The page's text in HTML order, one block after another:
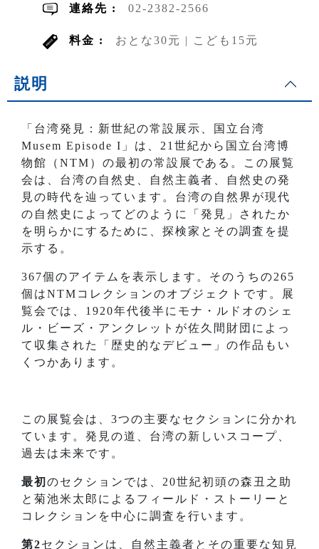
連絡先 : 02-2382-2566
料金 : おとな30元 | こども15元
説明
「台湾発見：新世紀の常設展示、国立台湾
Musem Episode I」は、21世紀から国立台湾博
物館（NTM）の最初の常設展である。この展覧
会は、台湾の自然史、自然主義者、自然史の発
見の時代を辿っています。台湾の自然界が現代
の自然史によってどのように「発見」されたか
を明らかにするために、探検家とその調査を提
示する。
367個のアイテムを表示します。そのうちの265
個はNTMコレクションのオブジェクトです。展
覧会では、1920年代後半にモナ・ルドオのシェ
ル・ビーズ・アンクレットが佐久間財団によっ
て収集された「歴史的なデビュー」の作品もい
くつかあります。
この展覧会は、3つの主要なセクションに分かれ
ています。発見の道、台湾の新しいスコープ、
過去は未来です。
最初 のセクションでは、20世紀初頭の森丑之助
と菊池米太郎によるフィールド・ストーリーと
コレクションを中心に調査を行います。
第2セクションは、自然主義者とその重要な知見